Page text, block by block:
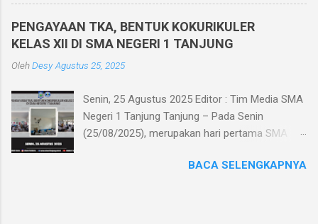
informatika memiliki beberapa keunggulan
diantaranya efisiensi biaya karena menghemat
kertas, tidak perlu mencetak/menggandakan
dikarenakan soal diacak saat ujian, me...
PENGAYAAN TKA, BENTUK KOKURIKULER
KELAS XII DI SMA NEGERI 1 TANJUNG
OlehDesy Agustus 25, 2025
Senin, 25 Agustus 2025 Editor : Tim Media SMA
Negeri 1 Tanjung Tanjung – Pada Senin
(25/08/2025), merupakan hari pertama SMA
pengayaan Tes Kemampuan Akademik (TKA)
BACA SELENGKAPNYA